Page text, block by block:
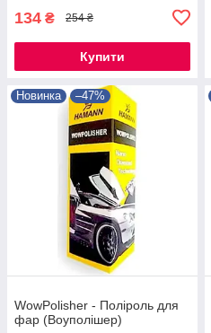
134 ₴ 254 ₴
Купити
Новинка –47%
WowPolisher - Поліроль для
фар (Воуполішер)